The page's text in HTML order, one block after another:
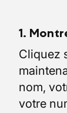
1.
Cliquez
nom,
votre